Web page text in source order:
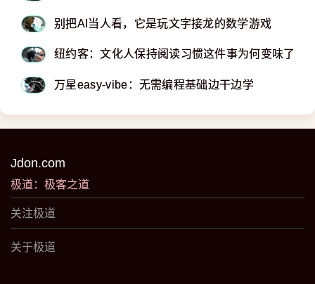
别把AI当人看，它是玩文字接龙的数学游戏
纽约客：文化人保持阅读习惯这件事为何变味了
万星easy-vibe：无需编程基础边干边学
Jdon.com
极道：极客之道
关注极道
关于极道